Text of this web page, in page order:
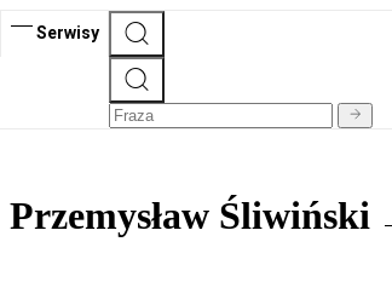
Serwisy
Przemysław Śliwiński